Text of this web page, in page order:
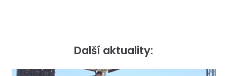
Další aktuality: